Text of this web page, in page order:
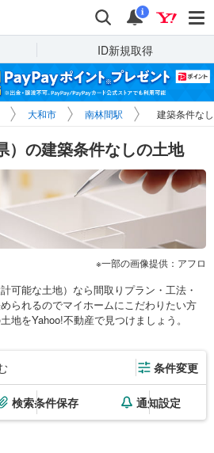
検索 通知
i
ID新規取得
大和市 南林間駅 建築条件な
）の建築条件なしの土地
一部の画像提供：アフロ
可能な土地）なら間取りプラン・工法・
られるのでマイホームにこだわりたい方
地をYahoo!不動産で見つけましょう。
条件変更
検索条件保存 通知設定